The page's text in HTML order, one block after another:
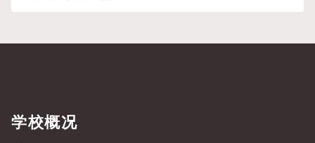
学校概况